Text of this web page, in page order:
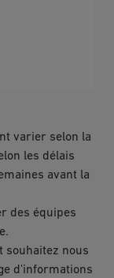
varier selon la
les délais
avant la
des équipes
souhaitez nous
d'informations